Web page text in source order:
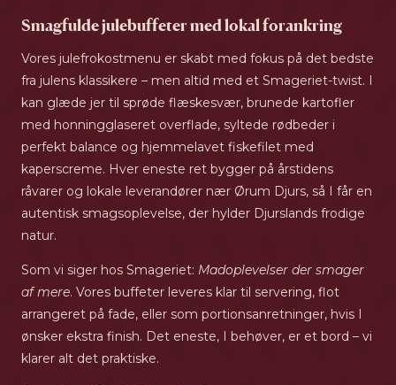
Smagfulde julebuffeter med lokal forankring
Vores julefrokostmenu er skabt med fokus på det bedste
fra julens klassikere – men altid med et Smageriet-twist. I
kan glæde jer til sprøde flæskesvær, brunede kartofler
med honningglaseret overflade, syltede rødbeder i
perfekt balance og hjemmelavet fiskefilet med
kaperscreme. Hver eneste ret bygger på årstidens
råvarer og lokale leverandører nær Ørum Djurs, så I får en
autentisk smagsoplevelse, der hylder Djurslands frodige
natur.
Som vi siger hos Smageriet: Madoplevelser der smager
af mere. Vores buffeter leveres klar til servering, flot
arrangeret på fade, eller som portionsanretninger, hvis I
ønsker ekstra finish. Det eneste, I behøver, er et bord – vi
klarer alt det praktiske.